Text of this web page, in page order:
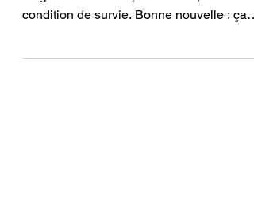
Quand on est entrepreneur·e,
l’organisation n’est pas un luxe, c’est une